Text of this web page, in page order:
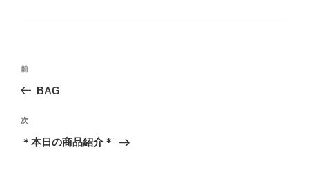
投
ナ
ビ
ゲ
前
の
稿
前
BAG
次
の
次
＊本日の商品紹介＊